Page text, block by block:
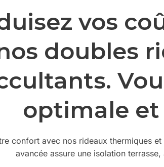
vos
doubles
optimale et
confort avec nos rideaux thermiques
avancée assure une isolation